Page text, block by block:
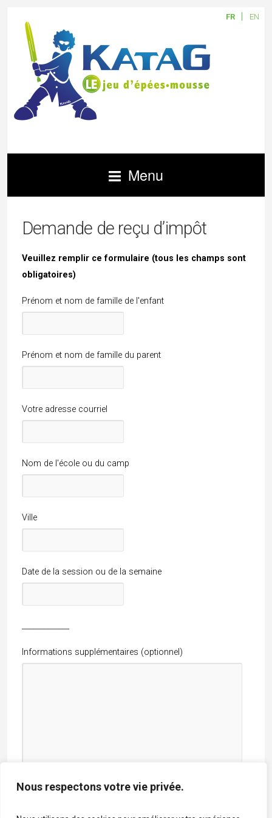
Nous respectons votre vie privée.
FR EN
Menu
Demande de reçu d’impôt
Veuillez remplir ce formulaire (tous les champs sont
obligatoires)
Prénom et nom de famille de l'enfant
Prénom et nom de famille du parent
Votre adresse courriel
Nom de l'école ou du camp
Ville
Date de la session ou de la semaine
Informations supplémentaires (optionnel)